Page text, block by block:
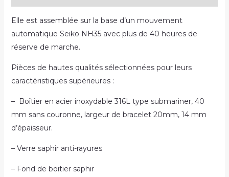
Elle est assemblée sur la base d’un mouvement
automatique Seiko NH35 avec plus de 40 heures de
réserve de marche.
Pièces de hautes qualités sélectionnées pour leurs
caractéristiques supérieures :
– Boîtier en acier inoxydable 316L type submariner, 40
mm sans couronne, largeur de bracelet 20mm, 14 mm
d’épaisseur.
– Verre saphir anti-rayures
– Fond de boitier saphir